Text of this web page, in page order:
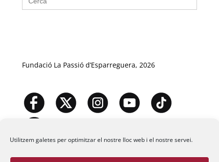
Utilitzem galetes per optimitzar el nostre lloc web i el nostre servei.
Fundació La Passió d’Esparreguera, 2026